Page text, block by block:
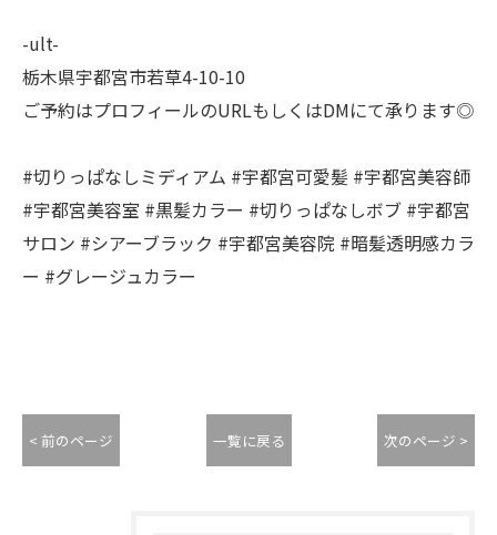
-ult-
栃木県宇都宮市若草4-10-10
ご予約はプロフィールのURLもしくはDMにて承ります◎
#切りっぱなしミディアム #宇都宮可愛髪 #宇都宮美容師
#宇都宮美容室 #黒髪カラー #切りっぱなしボブ #宇都宮
サロン #シアーブラック #宇都宮美容院 #暗髪透明感カラ
ー #グレージュカラー
< 前のページ 一覧に戻る 次のページ >